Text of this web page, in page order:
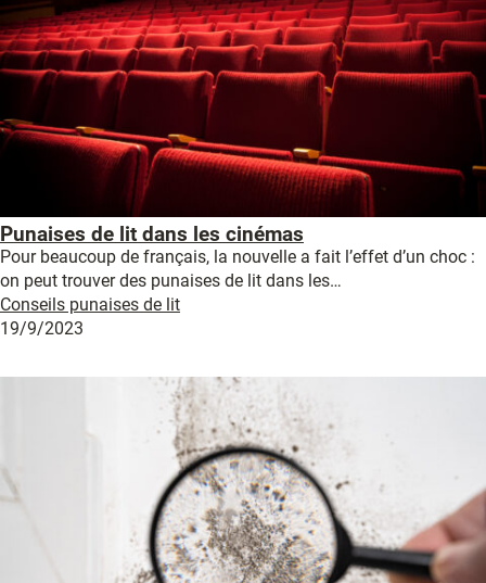
Punaises de lit dans les cinémas
Pour beaucoup de français, la nouvelle a fait l’effet d’un choc :
on peut trouver des punaises de lit dans les…
Conseils punaises de lit
19/9/2023